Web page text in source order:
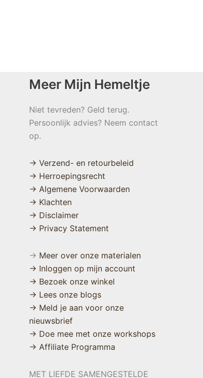
Meer Mijn Hemeltje
Niet tevreden? Geld terug.
Persoonlijk advies? Neem contact
op.
→ Verzend- en retourbeleid
→ Herroepingsrecht
→ Algemene Voorwaarden
→ Klachten
→ Disclaimer
→ Privacy Statement
→ Meer over onze materialen
→ Inloggen op mijn account
→ Bezoek onze winkel
→ Lees onze blogs
→ Meld je aan voor onze
nieuwsbrief
→ Doe mee met onze workshops
→ Affiliate Programma
MET LIEFDE SAMENGESTELDE